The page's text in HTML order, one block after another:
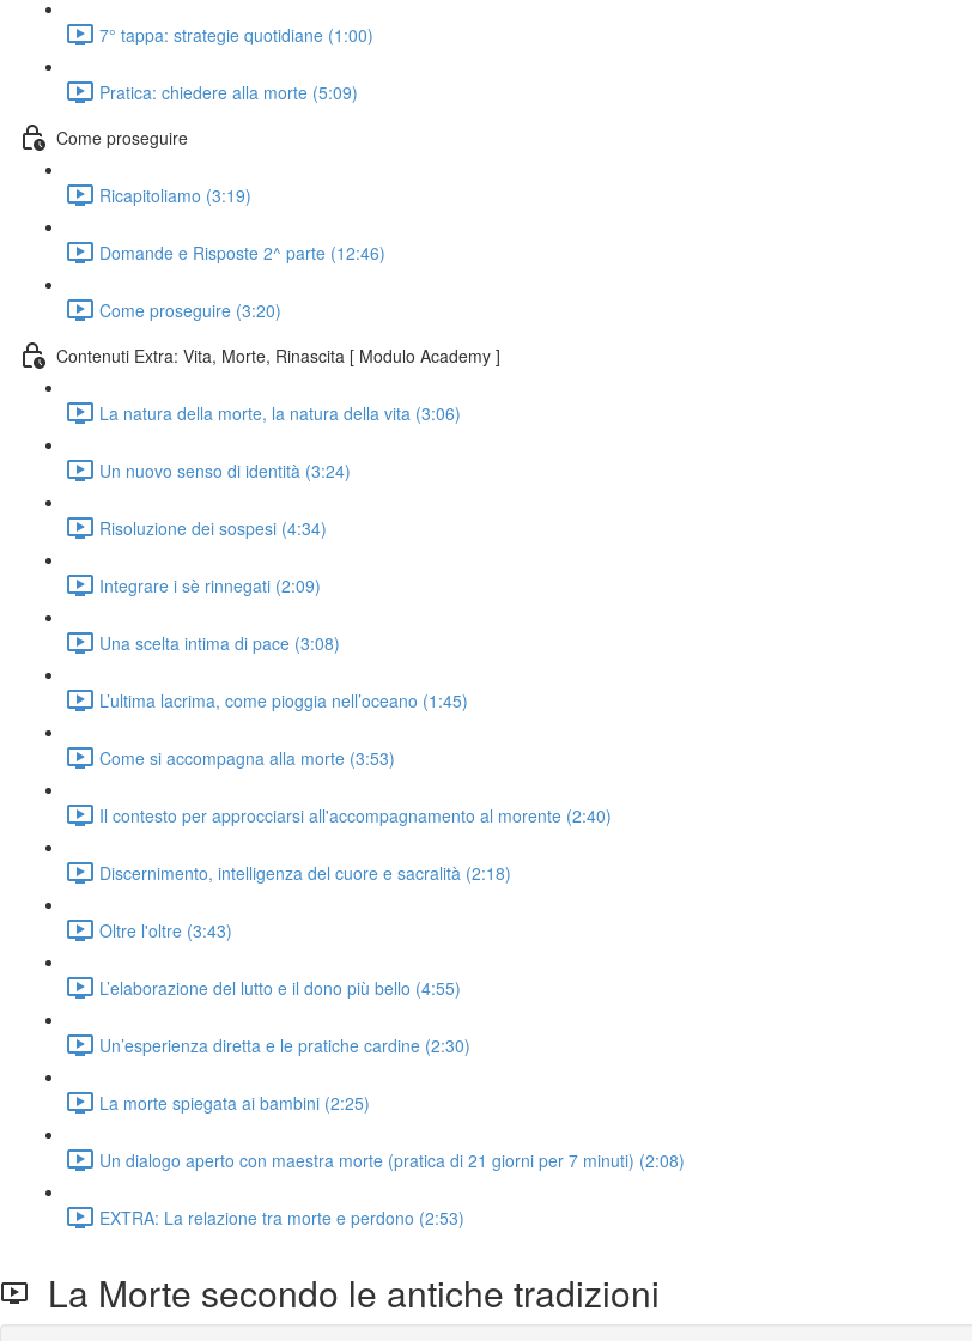
7° tappa: strategie quotidiane (1:00)
Pratica: chiedere alla morte (5:09)
Come proseguire
Ricapitoliamo (3:19)
Domande e Risposte 2^ parte (12:46)
Come proseguire (3:20)
Contenuti Extra: Vita, Morte, Rinascita [ Modulo Academy ]
La natura della morte, la natura della vita (3:06)
Un nuovo senso di identità (3:24)
Risoluzione dei sospesi (4:34)
Integrare i sè rinnegati (2:09)
Una scelta intima di pace (3:08)
L’ultima lacrima, come pioggia nell’oceano (1:45)
Come si accompagna alla morte (3:53)
Il contesto per approcciarsi all'accompagnamento al morente (2:40)
Discernimento, intelligenza del cuore e sacralità (2:18)
Oltre l'oltre (3:43)
L’elaborazione del lutto e il dono più bello (4:55)
Un’esperienza diretta e le pratiche cardine (2:30)
La morte spiegata ai bambini (2:25)
Un dialogo aperto con maestra morte (pratica di 21 giorni per 7 minuti) (2:08)
EXTRA: La relazione tra morte e perdono (2:53)
La Morte secondo le antiche tradizioni